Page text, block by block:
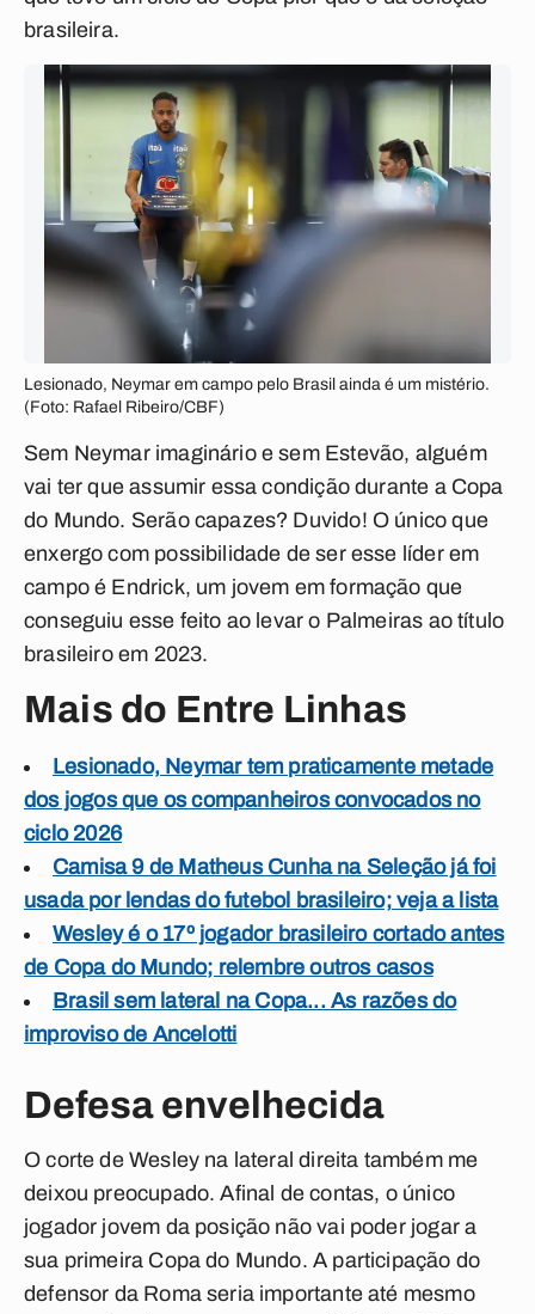
brasileira.
Lesionado, Neymar em campo pelo Brasil ainda é um mistério.
(Foto: Rafael Ribeiro/CBF)
Sem Neymar imaginário e sem Estevão, alguém
vai ter que assumir essa condição durante a Copa
do Mundo. Serão capazes? Duvido! O único que
enxergo com possibilidade de ser esse líder em
campo é Endrick, um jovem em formação que
conseguiu esse feito ao levar o Palmeiras ao título
brasileiro em 2023.
Mais do Entre Linhas
Lesionado, Neymar tem praticamente metade
dos jogos que os companheiros convocados no
ciclo 2026
Camisa 9 de Matheus Cunha na Seleção já foi
usada por lendas do futebol brasileiro; veja a lista
Wesley é o 17º jogador brasileiro cortado antes
de Copa do Mundo; relembre outros casos
Brasil sem lateral na Copa... As razões do
improviso de Ancelotti
Defesa envelhecida
O corte de Wesley na lateral direita também me
deixou preocupado. Afinal de contas, o único
jogador jovem da posição não vai poder jogar a
sua primeira Copa do Mundo. A participação do
defensor da Roma seria importante até mesmo